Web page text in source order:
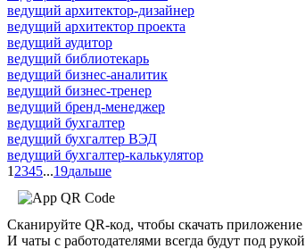
ведущий архитектор-дизайнер
ведущий архитектор проекта
ведущий аудитор
ведущий библиотекарь
ведущий бизнес-аналитик
ведущий бизнес-тренер
ведущий бренд-менеджер
ведущий бухгалтер
ведущий бухгалтер ВЭД
ведущий бухгалтер-калькулятор
1 2345...19дальше
Сканируйте QR-код, чтобы скачать приложение
И чаты с работодателями всегда будут под рукой